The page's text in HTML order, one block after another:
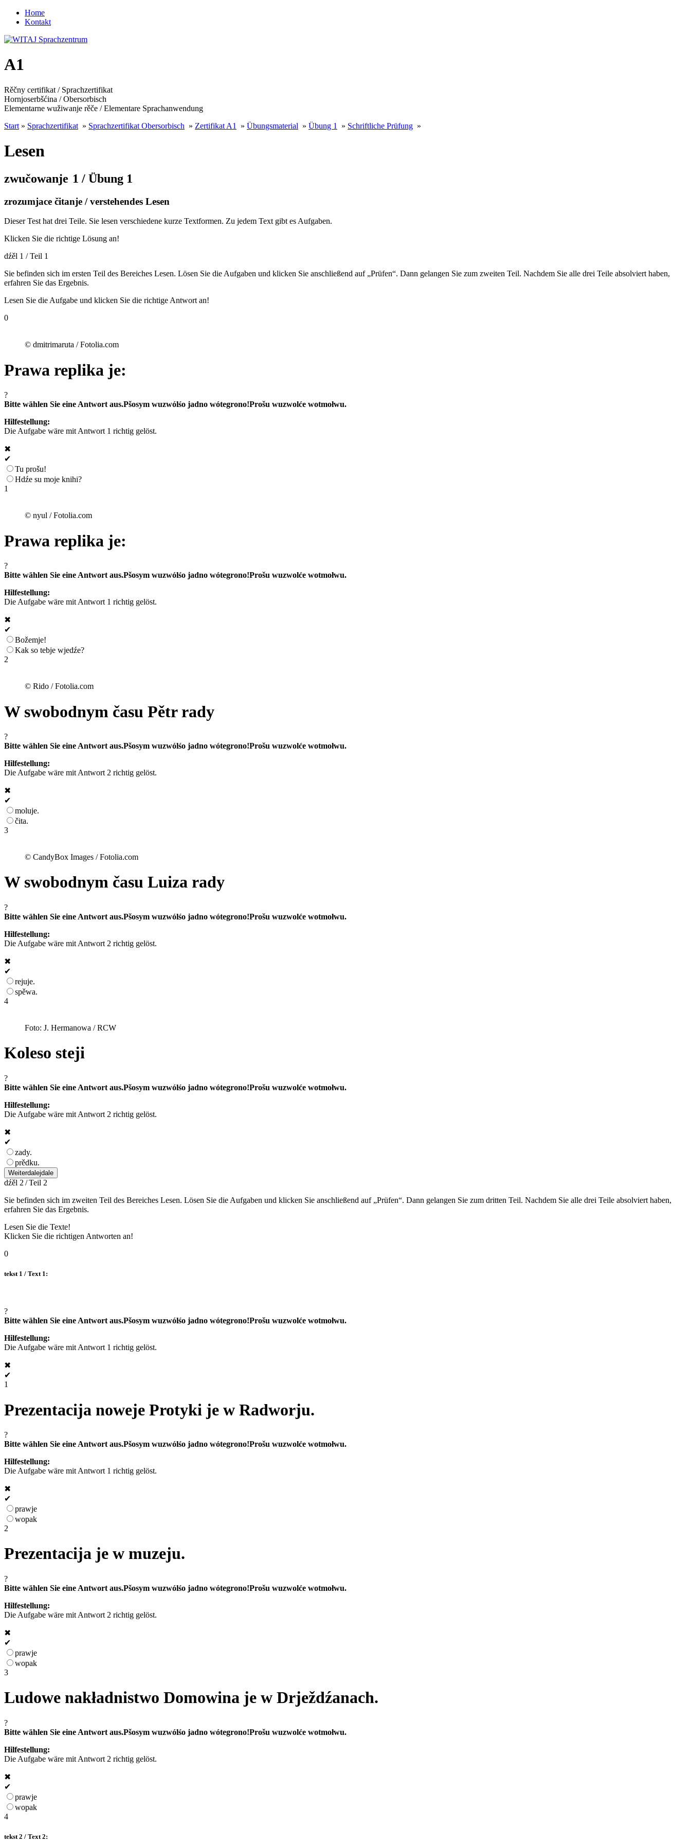
Home
Kontakt
A1
Rěčny certifikat / Sprachzertifikat
Hornjoserbšćina / Obersorbisch
Elementarne wužiwanje rěče / Elementare Sprachanwendung
Start » Sprachzertifikat » Sprachzertifikat Obersorbisch » Zertifikat A1 » Übungsmaterial » Übung 1 » Schriftliche Prüfung »
Lesen
zwučowanje 1 / Übung 1
zrozumjace čitanje / verstehendes Lesen
Dieser Test hat drei Teile. Sie lesen verschiedene kurze Textformen. Zu jedem Text gibt es Aufgaben.
Klicken Sie die richtige Lösung an!
dźěl 1 / Teil 1
Sie befinden sich im ersten Teil des Bereiches Lesen. Lösen Sie die Aufgaben und klicken Sie anschließend auf „Prüfen“. Dann gelangen Sie zum zweiten Teil. Nachdem Sie alle drei Teile absolviert haben,
erfahren Sie das Ergebnis.
Lesen Sie die Aufgabe und klicken Sie die richtige Antwort an!
0
© dmitrimaruta / Fotolia.com
Prawa replika je:
?
Bitte wählen Sie eine Antwort aus.Pšosym wuzwólśo jadno wótegrono!Prošu wuzwolće wotmołwu.
Hilfestellung:
Die Aufgabe wäre mit Antwort 1 richtig gelöst.
✖
✔
Tu prošu!
Hdźe su moje knihi?
1
© nyul / Fotolia.com
Prawa replika je:
?
Bitte wählen Sie eine Antwort aus.Pšosym wuzwólśo jadno wótegrono!Prošu wuzwolće wotmołwu.
Hilfestellung:
Die Aufgabe wäre mit Antwort 1 richtig gelöst.
✖
✔
Božemje!
Kak so tebje wjedźe?
2
© Rido / Fotolia.com
W swobodnym času Pětr rady
?
Bitte wählen Sie eine Antwort aus.Pšosym wuzwólśo jadno wótegrono!Prošu wuzwolće wotmołwu.
Hilfestellung:
Die Aufgabe wäre mit Antwort 2 richtig gelöst.
✖
✔
moluje.
čita.
3
© CandyBox Images / Fotolia.com
W swobodnym času Luiza rady
?
Bitte wählen Sie eine Antwort aus.Pšosym wuzwólśo jadno wótegrono!Prošu wuzwolće wotmołwu.
Hilfestellung:
Die Aufgabe wäre mit Antwort 2 richtig gelöst.
✖
✔
rejuje.
spěwa.
4
Foto: J. Hermanowa / RCW
Koleso steji
?
Bitte wählen Sie eine Antwort aus.Pšosym wuzwólśo jadno wótegrono!Prošu wuzwolće wotmołwu.
Hilfestellung:
Die Aufgabe wäre mit Antwort 2 richtig gelöst.
✖
✔
zady.
prědku.
Weiterdalejdale
dźěl 2 / Teil 2
Sie befinden sich im zweiten Teil des Bereiches Lesen. Lösen Sie die Aufgaben und klicken Sie anschließend auf „Prüfen“. Dann gelangen Sie zum dritten Teil. Nachdem Sie alle drei Teile absolviert haben,
erfahren Sie das Ergebnis.
Lesen Sie die Texte!
Klicken Sie die richtigen Antworten an!
0
tekst 1 / Text 1:
?
Bitte wählen Sie eine Antwort aus.Pšosym wuzwólśo jadno wótegrono!Prošu wuzwolće wotmołwu.
Hilfestellung:
Die Aufgabe wäre mit Antwort 1 richtig gelöst.
✖
✔
1
Prezentacija noweje Protyki je w Radworju.
?
Bitte wählen Sie eine Antwort aus.Pšosym wuzwólśo jadno wótegrono!Prošu wuzwolće wotmołwu.
Hilfestellung:
Die Aufgabe wäre mit Antwort 1 richtig gelöst.
✖
✔
prawje
wopak
2
Prezentacija je w muzeju.
?
Bitte wählen Sie eine Antwort aus.Pšosym wuzwólśo jadno wótegrono!Prošu wuzwolće wotmołwu.
Hilfestellung:
Die Aufgabe wäre mit Antwort 2 richtig gelöst.
✖
✔
prawje
wopak
3
Ludowe nakładnistwo Domowina je w Drježdźanach.
?
Bitte wählen Sie eine Antwort aus.Pšosym wuzwólśo jadno wótegrono!Prošu wuzwolće wotmołwu.
Hilfestellung:
Die Aufgabe wäre mit Antwort 2 richtig gelöst.
✖
✔
prawje
wopak
4
tekst 2 / Text 2: